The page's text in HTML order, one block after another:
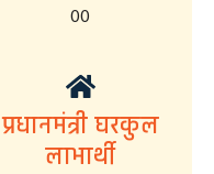
00
प्रधानमंत्री घरकुल
लाभार्थी